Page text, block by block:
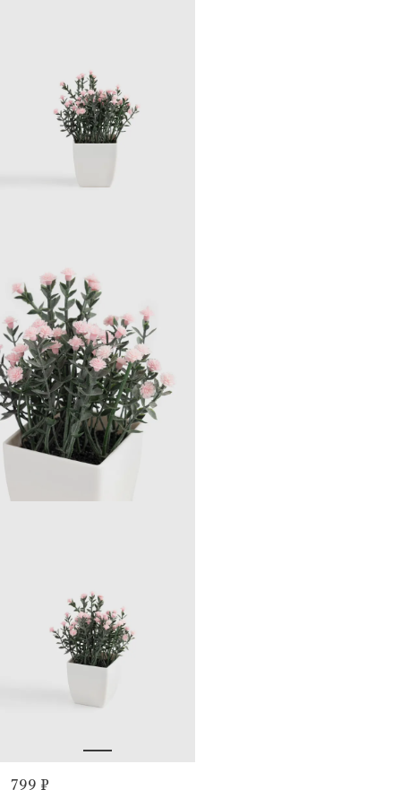
799 ₽